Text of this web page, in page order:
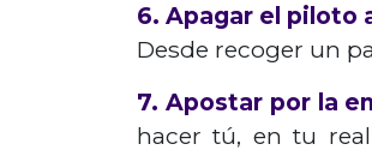
6. Apagar el piloto
Desde recoger un
7. Apostar por la
hacer tú, en tu